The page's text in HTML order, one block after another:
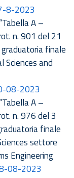
8-2023
A –
n. 901 del 21
finale
Sciences and
08-2023
A –
n. 976 del 3
finale
settore
Engineering
08-2023